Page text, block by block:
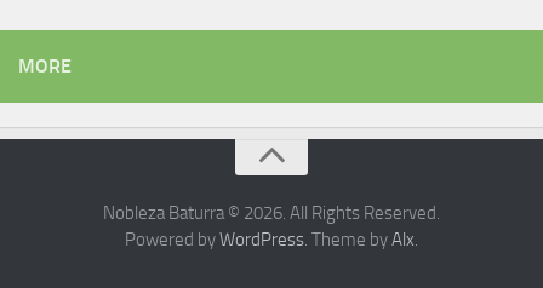
MORE
Nobleza Baturra © 2026. All Rights Reserved.
Powered byWordPress. Theme byAlx.